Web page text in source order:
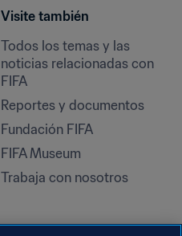
Visite también
Todos los temas y las
noticias relacionadas con
FIFA
Reportes y documentos
Fundación FIFA
FIFA Museum
Trabaja con nosotros